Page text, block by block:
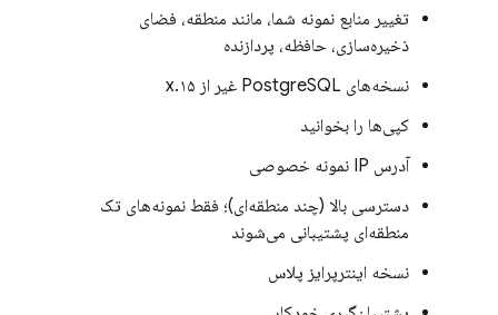
تغییر منابع نمونه شما، مانند منطقه، فضای
ذخیره‌سازی، حافظه، پردازنده
نسخه‌های PostgreSQL غیر از ۱۵.x
کپی‌ها را بخوانید
آدرس IP نمونه خصوصی
دسترسی بالا (چند منطقه‌ای)؛ فقط نمونه‌های تک
منطقه‌ای پشتیبانی می‌شوند
نسخه اینترپرایز پلاس